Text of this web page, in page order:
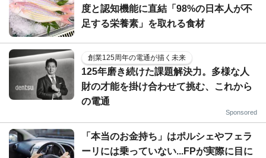
度と認知機能に直結「98%の日本人が不
足する栄養素」を取れる食材
創業125周年の電通が描く未来
125年磨き続けた課題解決力。多様な人
財の才能を掛け合わせて挑む、これから
の電通
Sponsored
「本当のお金持ち」はポルシェやフェラ
ーリには乗っていない...FPが実際に目に